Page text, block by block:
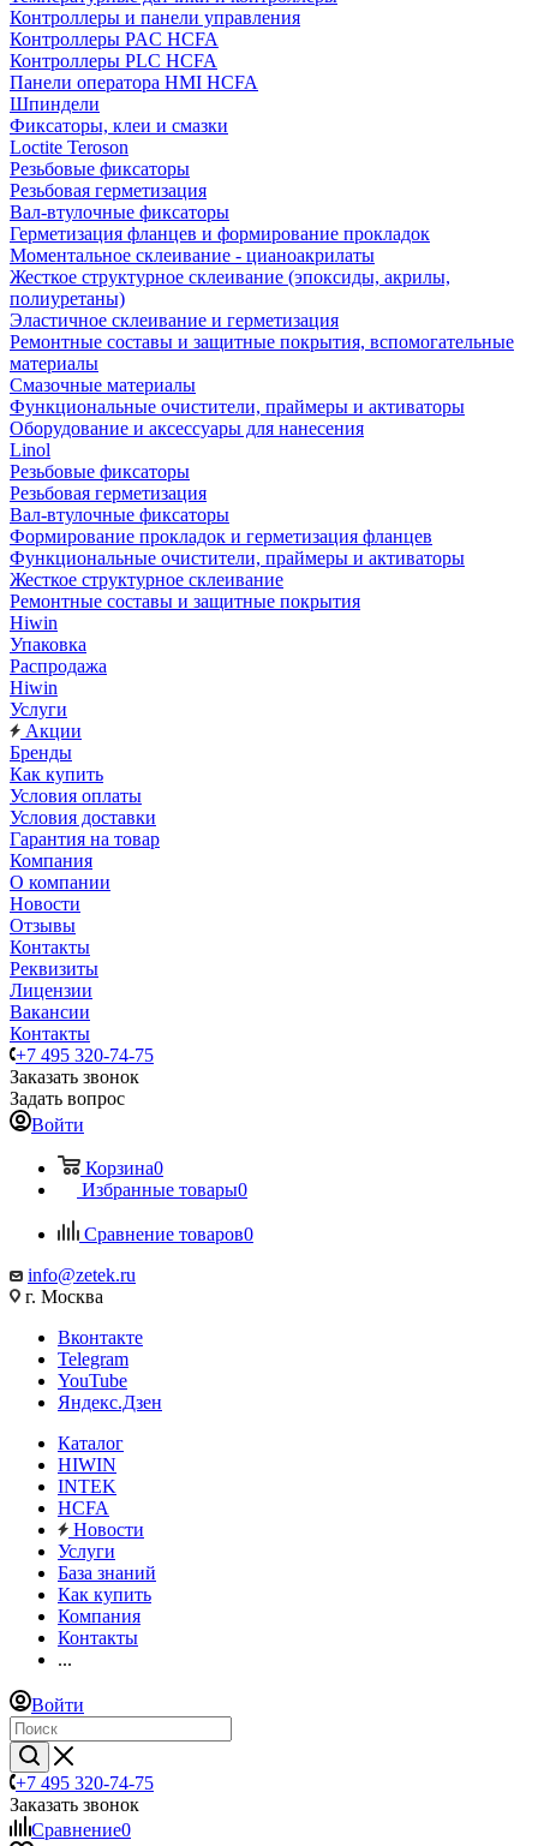
Контроллеры и панели управления
Контроллеры PAC HCFA
Контроллеры PLC HCFA
Панели оператора HMI HCFA
Шпиндели
Фиксаторы, клеи и смазки
Loctite Teroson
Резьбовые фиксаторы
Резьбовая герметизация
Вал-втулочные фиксаторы
Герметизация фланцев и формирование прокладок
Моментальное склеивание - цианоакрилаты
Жесткое структурное склеивание (эпоксиды, акрилы,
полиуретаны)
Эластичное склеивание и герметизация
Ремонтные составы и защитные покрытия, вспомогательные
материалы
Смазочные материалы
Функциональные очистители, праймеры и активаторы
Оборудование и аксессуары для нанесения
Linol
Резьбовые фиксаторы
Резьбовая герметизация
Вал-втулочные фиксаторы
Формирование прокладок и герметизация фланцев
Функциональные очистители, праймеры и активаторы
Жесткое структурное склеивание
Ремонтные составы и защитные покрытия
Hiwin
Упаковка
Распродажа
Hiwin
Услуги
Акции
Бренды
Как купить
Условия оплаты
Условия доставки
Гарантия на товар
Компания
О компании
Новости
Отзывы
Контакты
Реквизиты
Лицензии
Вакансии
Контакты
+7 495 320-74-75
Заказать звонок
Задать вопрос
Войти
Корзина0
Избранные товары0
Сравнение товаров0
info@zetek.ru
г. Москва
Вконтакте
Telegram
YouTube
Яндекс.Дзен
Каталог
HIWIN
INTEK
HCFA
Новости
Услуги
База знаний
Как купить
Компания
Контакты
...
Войти
+7 495 320-74-75
Заказать звонок
Сравнение0